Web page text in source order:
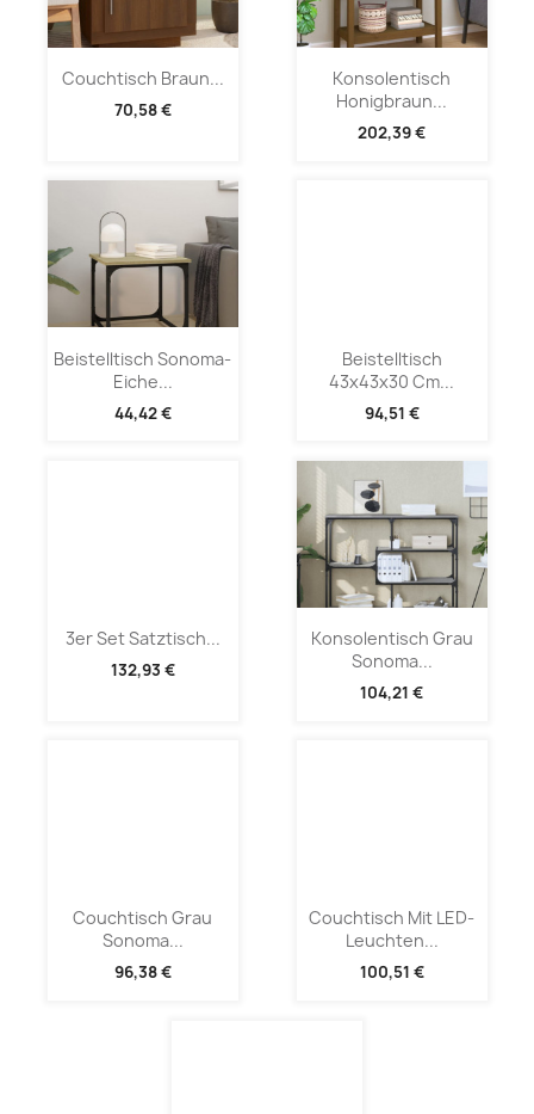
Couchtisch Braun...
70,58 €
Konsolentisch
Honigbraun...
202,39 €
Beistelltisch Sonoma-
Eiche...
44,42 €
Beistelltisch
43x43x30 Cm...
94,51 €
3er Set Satztisch...
132,93 €
Konsolentisch Grau
Sonoma...
104,21 €
Couchtisch Grau
Sonoma...
96,38 €
Couchtisch Mit LED-
Leuchten...
100,51 €